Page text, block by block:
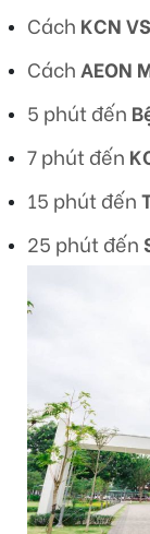
Cách KCN
Cách AEON
5 phút đến
7 phút đến
15 phút đến
25 phút đến